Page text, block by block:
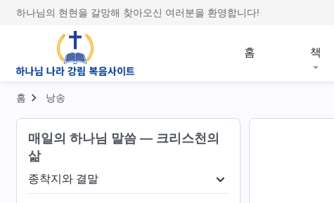
하나님의 현현을 갈망해 찾아오신 여러분을 환영합니다!
홈 책
홈 낭송
매일의 하나님 말씀 ― 크리스천의
삶
종착지와 결말
폭로 생명 진입 종착지와 결말